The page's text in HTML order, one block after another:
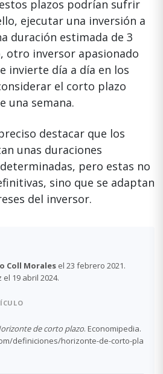
plazos podrían sufrir
ejecutar una inversión a
duración estimada de 3
otro inversor apasionado
invierte día a día en los
el corto plazo
una semana.
destacar que los
unas duraciones
pero estas no
sino que se adaptan
del inversor.
Coll Moralesel 23 febrero 2021.
19 abril 2024.
de corto plazo. Economipedia.
definiciones/horizonte-de-corto-pla